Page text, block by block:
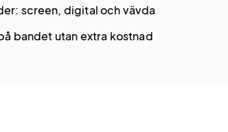
screen, digital och vävda
bandet utan extra kostnad